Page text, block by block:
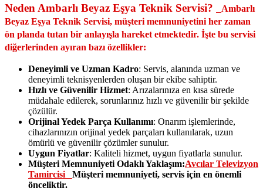
Neden Ambarlı Beyaz Eşya Teknik Servisi?
Ambarlı
Beyaz Eşya Teknik Servisi, müşteri memnuniyetini her zaman
ön planda tutan bir anlayışla hareket etmektedir. İşte bu servisi
diğerlerinden ayıran bazı özellikler:
Deneyimli ve Uzman Kadro: Servis, alanında uzman ve
deneyimli teknisyenlerden oluşan bir ekibe sahiptir.
Hızlı ve Güvenilir Hizmet: Arızalarınıza en kısa sürede
müdahale edilerek, sorunlarınız hızlı ve güvenilir bir şekilde
çözülür.
Orijinal Yedek Parça Kullanımı: Onarım işlemlerinde,
cihazlarınızın orijinal yedek parçaları kullanılarak, uzun
ömürlü ve güvenilir çözümler sunulur.
Uygun Fiyatlar: Kaliteli hizmet, uygun fiyatlarla sunulur.
Müşteri Memnuniyeti Odaklı Yaklaşım:Avcılar Televizyon
Tamircisi
Müşteri memnuniyeti, servis için en önemli
önceliktir.